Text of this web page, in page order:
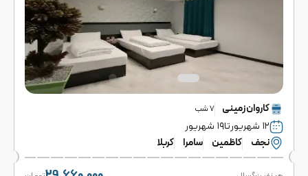
کاروانزمینی 7شب
۱۲ شهریور تا۱۹ شهریور
نجف
کاظمین سامرا کربلا